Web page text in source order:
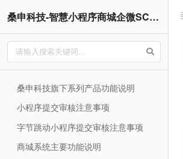
桑申科技-智慧小程序商城企微SCRM管理企业网站系统操作手册
桑申科技旗下系列产品功能说明
小程序提交审核注意事项
字节跳动小程序提交审核注意事项
商城系统主要功能说明